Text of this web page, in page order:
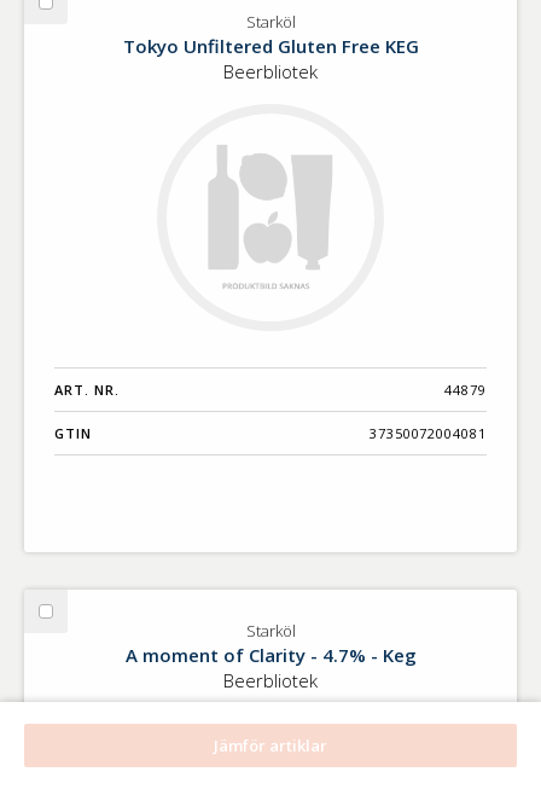
Välj
Starköl
Tokyo Unfiltered Gluten Free KEG
Beerbliotek
ART. NR. 44879
GTIN 37350072004081
Välj
Starköl
A moment of Clarity - 4.7% - Keg
Beerbliotek
Jämför artiklar